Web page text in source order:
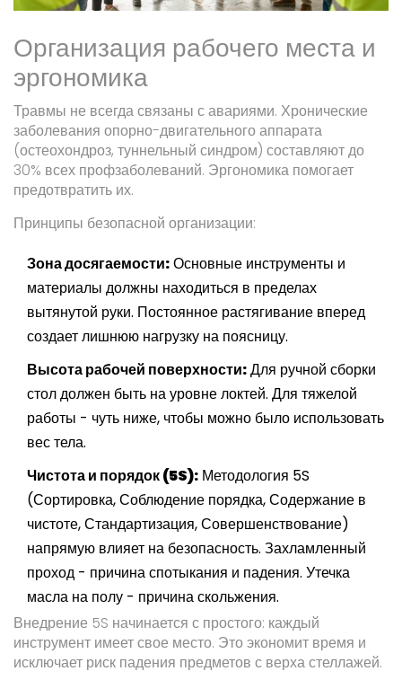
Организация рабочего места и
эргономика
Травмы не всегда связаны с авариями. Хронические
заболевания опорно-двигательного аппарата
(остеохондроз, туннельный синдром) составляют до
30% всех профзаболеваний. Эргономика помогает
предотвратить их.
Принципы безопасной организации:
Зона досягаемости:Основные инструменты и
материалы должны находиться в пределах
вытянутой руки. Постоянное растягивание вперед
создает лишнюю нагрузку на поясницу.
Высота рабочей поверхности:Для ручной сборки
стол должен быть на уровне локтей. Для тяжелой
работы - чуть ниже, чтобы можно было использовать
вес тела.
Чистота и порядок (5S): Методология 5S
(Сортировка, Соблюдение порядка, Содержание в
чистоте, Стандартизация, Совершенствование)
напрямую влияет на безопасность. Захламленный
проход - причина спотыкания и падения. Утечка
масла на полу - причина скольжения.
Внедрение 5S начинается с простого: каждый
инструмент имеет свое место. Это экономит время и
исключает риск падения предметов с верха стеллажей.